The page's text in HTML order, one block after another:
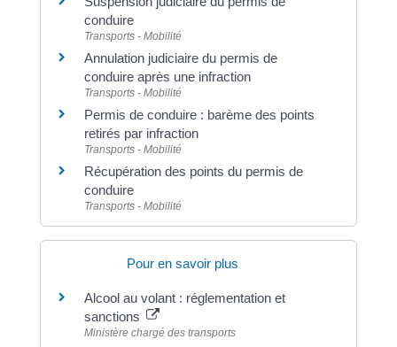
conduire
Transports - Mobilité
Annulation judiciaire du permis de
conduire après une infraction
Transports - Mobilité
Permis de conduire : barème des points
retirés par infraction
Transports - Mobilité
Récupération des points du permis de
conduire
Transports - Mobilité
Pour en savoir plus
Alcool au volant : réglementation et
sanctions
Ministère chargé des transports